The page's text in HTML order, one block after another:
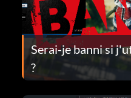
Serai-je banni si
?